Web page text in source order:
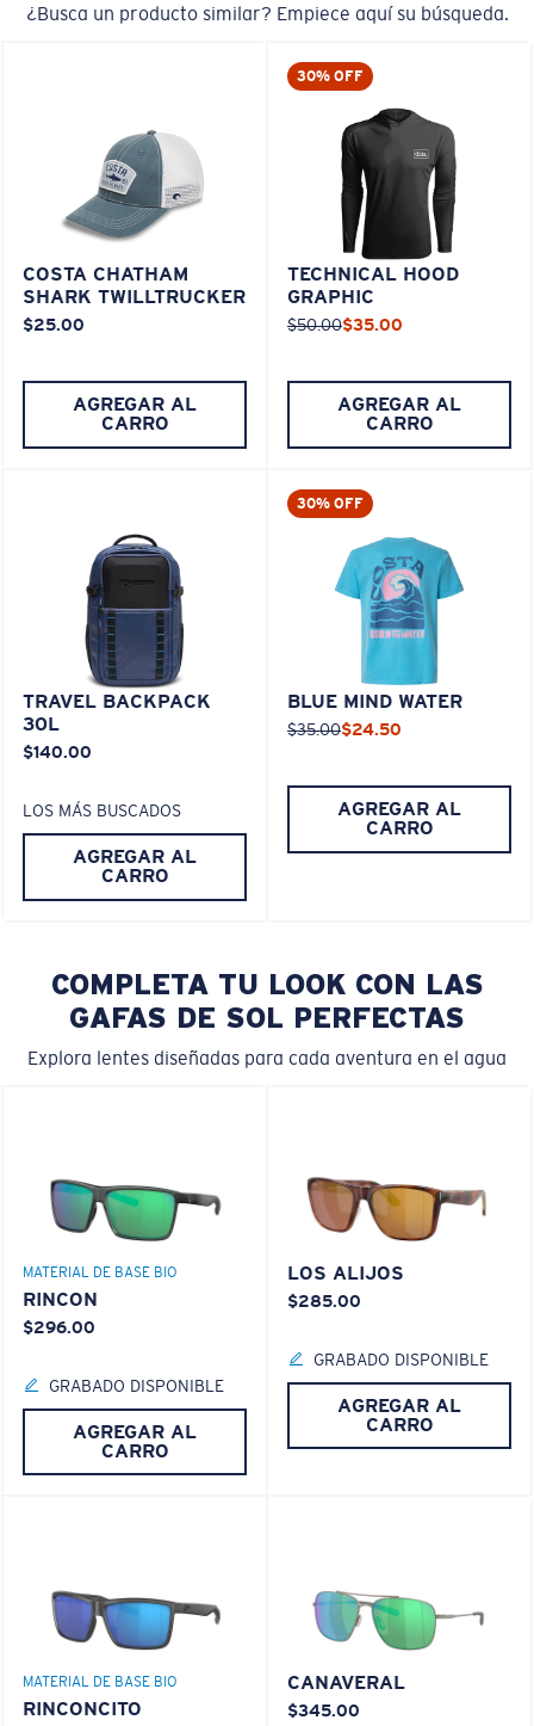
¿Busca un producto similar? Empiece aquí su búsqueda.
COSTA CHATHAM
SHARK TWILLTRUCKER
$25.00
AGREGAR AL
CARRO
30% OFF
TECHNICAL HOOD
GRAPHIC
$50.00$35.00
AGREGAR AL
CARRO
TRAVEL BACKPACK
30L
$140.00
LOS MÁS BUSCADOS
AGREGAR AL
CARRO
30% OFF
BLUE MIND WATER
$35.00$24.50
AGREGAR AL
CARRO
COMPLETA TU LOOK CON LAS
GAFAS DE SOL PERFECTAS
Explora lentes diseñadas para cada aventura en el agua
MATERIAL DE BASE BIO
RINCON
$296.00
GRABADO DISPONIBLE
AGREGAR AL
CARRO
LOS ALIJOS
$285.00
GRABADO DISPONIBLE
AGREGAR AL
CARRO
MATERIAL DE BASE BIO
RINCONCITO
CANAVERAL
$345.00